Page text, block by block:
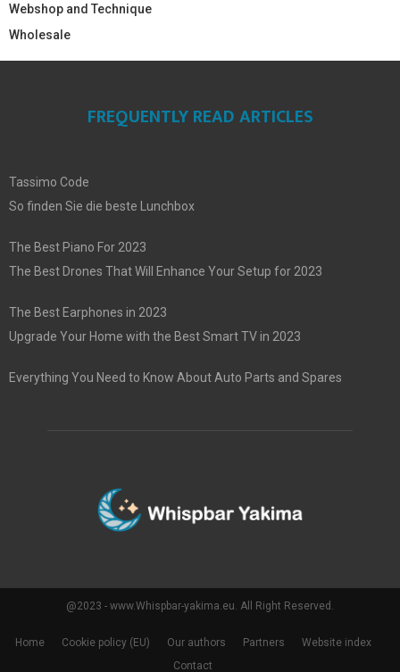
Webshop and Technique
Wholesale
FREQUENTLY READ ARTICLES
Tassimo Code
So finden Sie die beste Lunchbox
The Best Piano For 2023
The Best Drones That Will Enhance Your Setup for 2023
The Best Earphones in 2023
Upgrade Your Home with the Best Smart TV in 2023
Everything You Need to Know About Auto Parts and Spares
@2023 - www.Whispbar-yakima.eu. All Right Reserved.
Home Cookie policy (EU) Our authors Partners
Website index
Contact